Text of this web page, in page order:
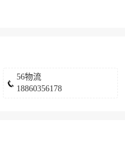
56物流
18860356178